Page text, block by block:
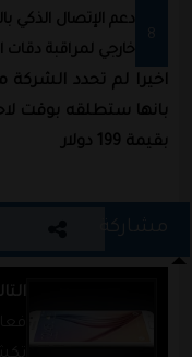
دعم الإتصال الذكي
خارجي لمراقبة دقات
اخيرا لم تحدد الشركة
بانها ستطلقه بوقت
بقيمة 199 دولار